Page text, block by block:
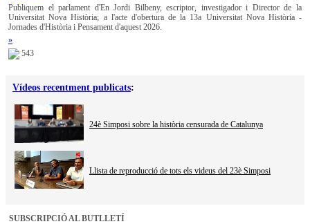
Publiquem el parlament d'En Jordi Bilbeny, escriptor, investigador i Director de la
Universitat Nova Història; a l'acte d'obertura de la 13a Universitat Nova Història -
Jornades d'Història i Pensament d'aquest 2026.
»
543
Vídeos recentment publicats:
24è Simposi sobre la història censurada de Catalunya
Llista de reproducció de tots els videus del 23è Simposi
SUBSCRIPCIÓ AL BUTLLETÍ